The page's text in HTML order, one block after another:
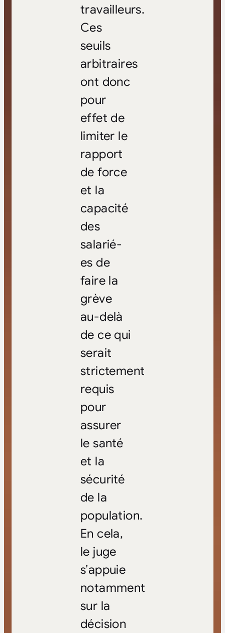
travailleurs.
Ces
seuils
arbitraires
ont donc
pour
effet de
limiter le
rapport
de force
et la
capacité
des
salarié-
es de
faire la
grève
au-delà
de ce qui
serait
strictement
requis
pour
assurer
le santé
et la
sécurité
de la
population.
En cela,
le juge
s’appuie
notamment
sur la
décision